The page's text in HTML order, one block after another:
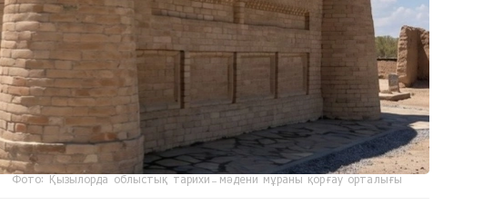
Фото: Қызылорда облыстық тарихи-мәдени мұраны қорғау орталығы